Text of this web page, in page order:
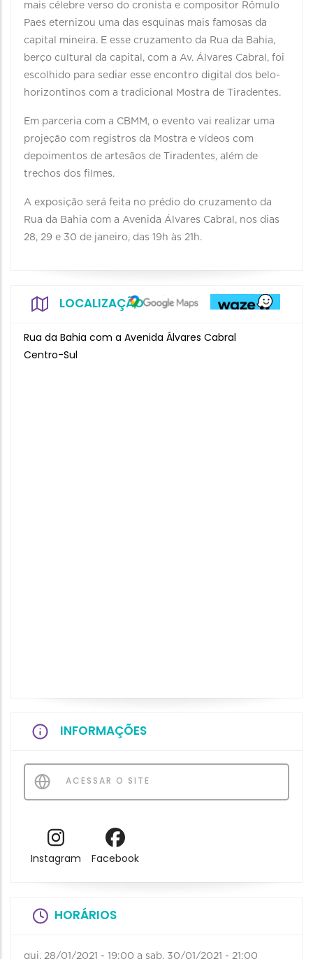
mais célebre verso do cronista e compositor Rômulo
Paes eternizou uma das esquinas mais famosas da
capital mineira. E esse cruzamento da Rua da Bahia,
berço cultural da capital, com a Av. Álvares Cabral, foi
escolhido para sediar esse encontro digital dos belo-
horizontinos com a tradicional Mostra de Tiradentes.
Em parceria com a CBMM, o evento vai realizar uma
projeção com registros da Mostra e vídeos com
depoimentos de artesãos de Tiradentes, além de
trechos dos filmes.
A exposição será feita no prédio do cruzamento da
Rua da Bahia com a Avenida Álvares Cabral, nos dias
28, 29 e 30 de janeiro, das 19h às 21h.
LOCALIZAÇÃO
Rua da Bahia com a Avenida Álvares Cabral
Centro-Sul
INFORMAÇÕES
ACESSAR O SITE
Instagram Facebook
HORÁRIOS
qui, 28/01/2021 - 19:00 a sab, 30/01/2021 - 21:00